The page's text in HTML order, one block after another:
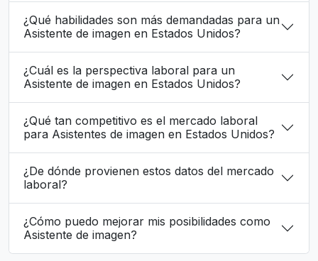
¿Qué habilidades son más demandadas para un
Asistente de imagen en Estados Unidos?
¿Cuál es la perspectiva laboral para un
Asistente de imagen en Estados Unidos?
¿Qué tan competitivo es el mercado laboral
para Asistentes de imagen en Estados Unidos?
¿De dónde provienen estos datos del mercado
laboral?
¿Cómo puedo mejorar mis posibilidades como
Asistente de imagen?